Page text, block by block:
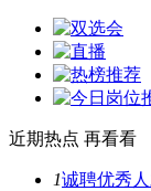
近期热点 再看看
1诚聘优秀